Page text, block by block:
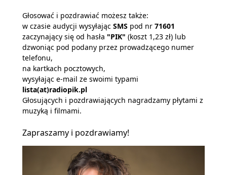
Głosować i pozdrawiać możesz także:
w czasie audycji wysyłając SMS pod nr 71601
zaczynający się od hasła "PIK" (koszt 1,23 zł) lub
dzwoniąc pod podany przez prowadzącego numer
telefonu,
na kartkach pocztowych,
wysyłając e-mail ze swoimi typami
lista(at)radiopik.pl
Głosujących i pozdrawiających nagradzamy płytami z
muzyką i filmami.
Zapraszamy i pozdrawiamy!